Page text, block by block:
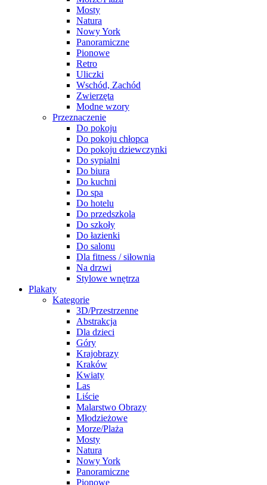
Mosty
Natura
Nowy York
Panoramiczne
Pionowe
Retro
Uliczki
Wschód, Zachód
Zwierzęta
Modne wzory
Przeznaczenie
Do pokoju
Do pokoju chłopca
Do pokoju dziewczynki
Do sypialni
Do biura
Do kuchni
Do spa
Do hotelu
Do przedszkola
Do szkoły
Do łazienki
Do salonu
Dla fitness / siłownia
Na drzwi
Stylowe wnętrza
Plakaty
Kategorie
3D/Przestrzenne
Abstrakcja
Dla dzieci
Góry
Krajobrazy
Kraków
Kwiaty
Las
Liście
Malarstwo Obrazy
Młodzieżowe
Morze/Plaża
Mosty
Natura
Nowy York
Panoramiczne
Pionowe